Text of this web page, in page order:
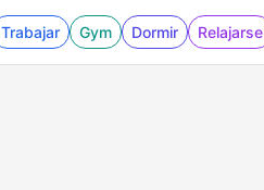
Trabajar Gym Dormir Relajarse